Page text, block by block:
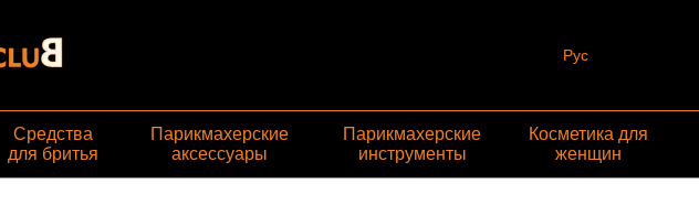
Рус
Средства
для бритья
Парикмахерские
аксессуары
Парикмахерские
инструменты
Косметика для
женщин